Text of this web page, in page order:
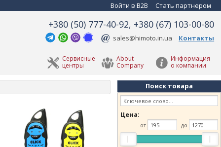
Войти в B2B Стать партнером
+380 (50) 777-40-92, +380 (67) 103-00-80
sales@himoto.in.ua Контакты
Информация
о компании
About
Company
Сервисные
центры
Поиск товара
Цена:
от до